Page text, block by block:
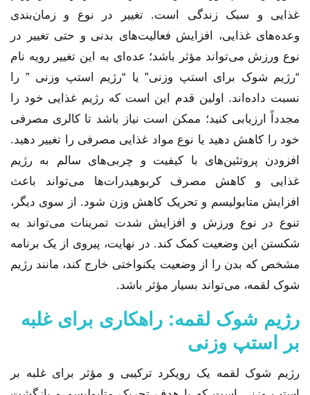
غذایی و سبک زندگی است. تغییر در نوع و زمان‌بندی
وعده‌های غذایی، افزایش فعالیت‌های بدنی و حتی تغییر در
نوع ورزش می‌تواند مؤثر باشد؛ عده‌ای به این تغییر رویه نام
“رژیم شوک برای استپ وزنی” یا “رژیم استپ وزنی ” را
نسبت داده‌اند. اولین قدم این است که رژیم غذایی خود را
مجدداً ارزیابی کنید؛ ممکن است نیاز باشد تا کالری مصرفی
خود را کاهش دهید یا نوع مواد غذایی مصرفی را تغییر دهید.
افزودن پروتئین‌های با کیفیت و چربی‌های سالم به رژیم
غذایی و کاهش مصرف کربوهیدرات‌ها می‌تواند باعث
افزایش متابولیسم و تحریک کاهش وزن شود. از سوی دیگر،
تنوع در نوع ورزش و افزایش شدت تمرینات می‌تواند به
شکستن این وضعیت کمک کند. در نهایت، پیروی از یک برنامه
مشخص که بدن را از وضعیت یکنواختی خارج کند، مانند رژیم
شوک لقمه، می‌تواند بسیار مؤثر باشد.
رژیم شوک لقمه: راهکاری برای غلبه
بر استپ وزنی
رژیم شوک لقمه یک رویکرد ترکیبی و مؤثر برای غلبه بر